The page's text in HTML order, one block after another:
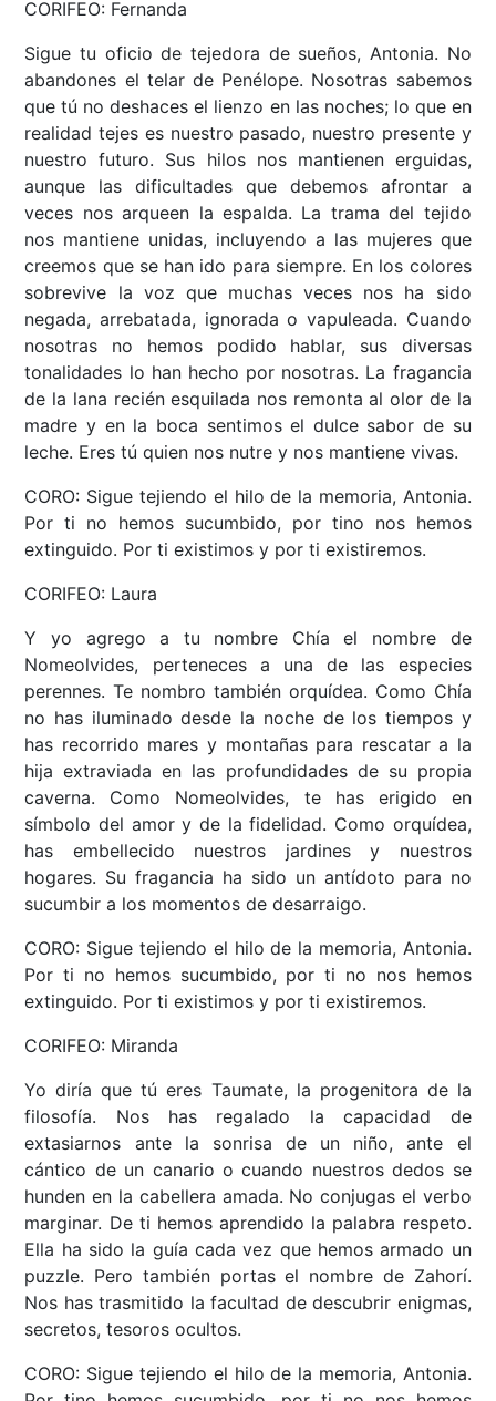
CORIFEO: Fernanda
Sigue tu oficio de tejedora de sueños, Antonia. No
abandones el telar de Penélope. Nosotras sabemos
que tú no deshaces el lienzo en las noches; lo que en
realidad tejes es nuestro pasado, nuestro presente y
nuestro futuro. Sus hilos nos mantienen erguidas,
aunque las dificultades que debemos afrontar a
veces nos arqueen la espalda. La trama del tejido
nos mantiene unidas, incluyendo a las mujeres que
creemos que se han ido para siempre. En los colores
sobrevive la voz que muchas veces nos ha sido
negada, arrebatada, ignorada o vapuleada. Cuando
nosotras no hemos podido hablar, sus diversas
tonalidades lo han hecho por nosotras. La fragancia
de la lana recién esquilada nos remonta al olor de la
madre y en la boca sentimos el dulce sabor de su
leche. Eres tú quien nos nutre y nos mantiene vivas.
CORO: Sigue tejiendo el hilo de la memoria, Antonia.
Por ti no hemos sucumbido, por tino nos hemos
extinguido. Por ti existimos y por ti existiremos.
CORIFEO: Laura
Y yo agrego a tu nombre Chía el nombre de
Nomeolvides, perteneces a una de las especies
perennes. Te nombro también orquídea. Como Chía
no has iluminado desde la noche de los tiempos y
has recorrido mares y montañas para rescatar a la
hija extraviada en las profundidades de su propia
caverna. Como Nomeolvides, te has erigido en
símbolo del amor y de la fidelidad. Como orquídea,
has embellecido nuestros jardines y nuestros
hogares. Su fragancia ha sido un antídoto para no
sucumbir a los momentos de desarraigo.
CORO: Sigue tejiendo el hilo de la memoria, Antonia.
Por ti no hemos sucumbido, por ti no nos hemos
extinguido. Por ti existimos y por ti existiremos.
CORIFEO: Miranda
Yo diría que tú eres Taumate, la progenitora de la
filosofía. Nos has regalado la capacidad de
extasiarnos ante la sonrisa de un niño, ante el
cántico de un canario o cuando nuestros dedos se
hunden en la cabellera amada. No conjugas el verbo
marginar. De ti hemos aprendido la palabra respeto.
Ella ha sido la guía cada vez que hemos armado un
puzzle. Pero también portas el nombre de Zahorí.
Nos has trasmitido la facultad de descubrir enigmas,
secretos, tesoros ocultos.
CORO: Sigue tejiendo el hilo de la memoria, Antonia.